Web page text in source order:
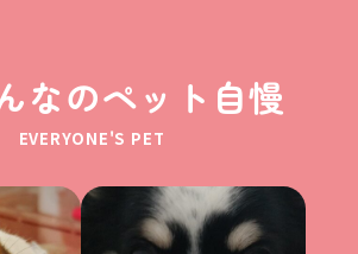
なのペット自慢
EVERYONE'S PET